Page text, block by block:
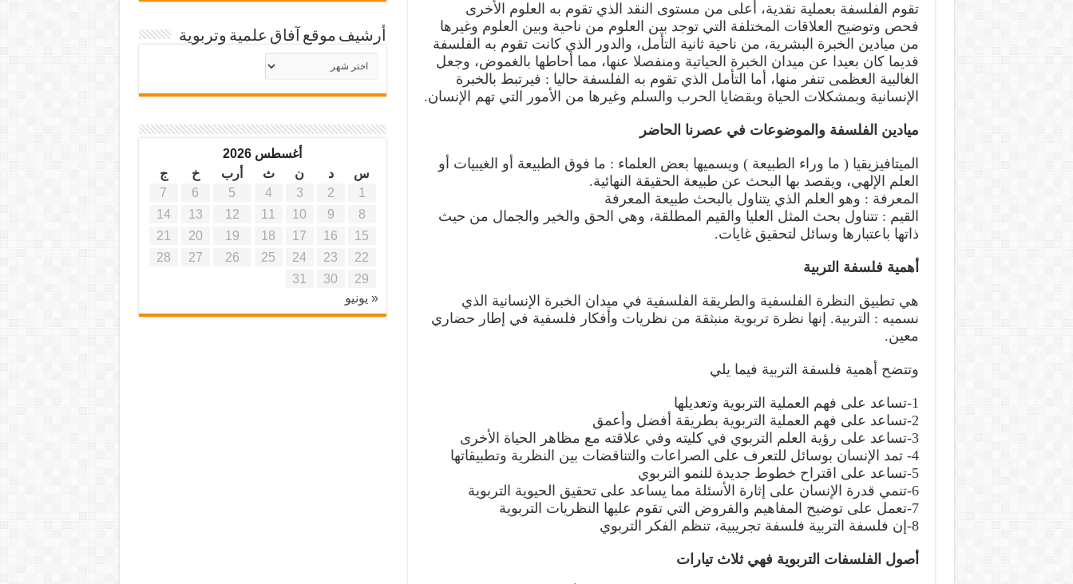
تقوم الفلسفة بعملية نقدية، أعلى من مستوى النقد الذي تقوم به العلوم الأخرى
فحص وتوضيح العلاقات المختلفة التي توجد بين العلوم من ناحية وبين العلوم وغيرها
من ميادين الخبرة البشرية، من ناحية ثانية التأمل، والدور الذي كانت تقوم به الفلسفة
قديما كان بعيدا عن ميدان الخبرة الحياتية ومنفصلا عنها، مما أحاطها بالغموض، وجعل
الغالبية العظمى تنفر منها، أما التأمل الذي تقوم به الفلسفة حاليا : فيرتبط بالخبرة
الإنسانية وبمشكلات الحياة وبقضايا الحرب والسلم وغيرها من الأمور التي تهم الإنسان.
ميادين الفلسفة والموضوعات في عصرنا الحاضر
الميتافيزيقيا ( ما وراء الطبيعة ) ويسميها بعض العلماء : ما فوق الطبيعة أو الغيبيات أو
العلم الإلهي، ويقصد بها البحث عن طبيعة الحقيقة النهائية.
المعرفة : وهو العلم الذي يتناول بالبحث طبيعة المعرفة
القيم : تتناول بحث المثل العليا والقيم المطلقة، وهي الحق والخير والجمال من حيث
ذاتها باعتبارها وسائل لتحقيق غايات.
أهمية فلسفة التربية
هي تطبيق النظرة الفلسفية والطريقة الفلسفية في ميدان الخبرة الإنسانية الذي
نسميه : التربية. إنها نظرة تربوية منبثقة من نظريات وأفكار فلسفية في إطار حضاري
معين.
وتتضح أهمية فلسفة التربية فيما يلي
1-تساعد على فهم العملية التربوية وتعديلها
2-تساعد على فهم العملية التربوية بطريقة أفضل وأعمق
3-تساعد على رؤية العلم التربوي في كليته وفي علاقته مع مظاهر الحياة الأخرى
4- تمد الإنسان بوسائل للتعرف على الصراعات والتناقضات بين النظرية وتطبيقاتها
5-تساعد على اقتراح خطوط جديدة للنمو التربوي
6-تنمي قدرة الإنسان على إثارة الأسئلة مما يساعد على تحقيق الحيوية التربوية
7-تعمل على توضيح المفاهيم والفروض التي تقوم عليها النظريات التربوية
8-إن فلسفة التربية فلسفة تجريبية، تنظم الفكر التربوي
أصول الفلسفات التربوية فهي ثلاث تيارات
أرشيف موقع آفاق علمية وتربوية
أرشيف
موقع
أغسطس 2026
س
د ن ث أرب خ
ج
1
2
3
4
5
6
7
8
9
10
11
12
13
14
15
16
17
18
19
20
21
22
23
24
25
26
27
28
29
30
31
« يونيو